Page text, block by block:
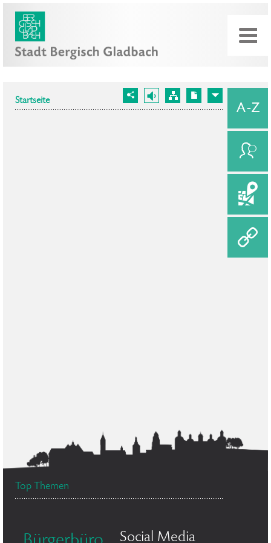
Startseite
Top Themen
Social Media